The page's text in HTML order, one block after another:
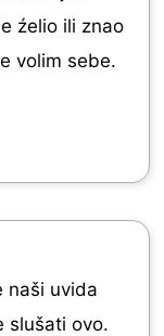
źelio ili znao
volim sebe.
naši uvida
slušati ovo.